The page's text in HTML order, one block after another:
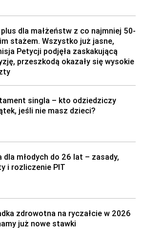
dla małżeństw z co najmniej 50-
stażem. Wszystko już jasne,
Petycji podjęła zaskakującą
przeszkodą okazały się wysokie
singla – kto odziedziczy
jeśli nie masz dzieci?
dla młodych do 26 lat – zasady,
i rozliczenie PIT
zdrowotna na ryczałcie w 2026
już nowe stawki